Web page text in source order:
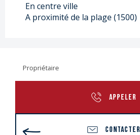
En centre ville
A proximité de la plage (1500)
Propriétaire
APPELER
CONTACTER